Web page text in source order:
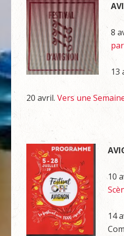
8
13
20 avril.Vers une
10
14